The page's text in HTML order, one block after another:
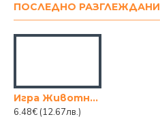
ПОСЛЕДНО РАЗГЛЕЖДАНИ
Игра Животните в България
6.48€ (12.67лв.)